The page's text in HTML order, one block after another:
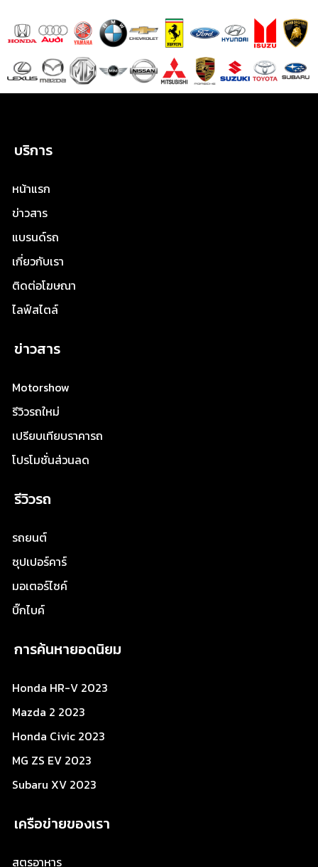
บริการ
หน้าแรก
ข่าวสาร
แบรนด์รถ
เกี่ยวกับเรา
ติดต่อโฆษณา
ไลฟ์สไตล์
ข่าวสาร
Motorshow
รีวิวรถใหม่
เปรียบเทียบราคารถ
โปรโมชั่นส่วนลด
รีวิวรถ
รถยนต์
ซุปเปอร์คาร์
มอเตอร์ไซค์
บิ๊กไบค์
การค้นหายอดนิยม
Honda HR-V 2023
Mazda 2 2023
Honda Civic 2023
MG ZS EV 2023
Subaru XV 2023
เครือข่ายของเรา
สูตรอาหาร